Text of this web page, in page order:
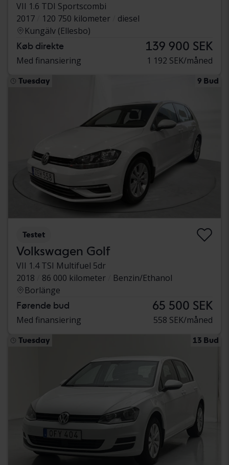
VII 1.6 TDI Sportscombi
2017
120 750 kilometer
diesel
Kungälv (Ellesbo)
Køb direkte 139 900 SEK
Med finansiering 1 192 SEK/måned
Tuesday 9 Bud
Testet
Volkswagen Golf
VII 1.4 TSI Multifuel 5dr
2018
86 000 kilometer
Benzin/Ethanol
Borlänge
Førende bud 65 500 SEK
Med finansiering 558 SEK/måned
Tuesday 13 Bud